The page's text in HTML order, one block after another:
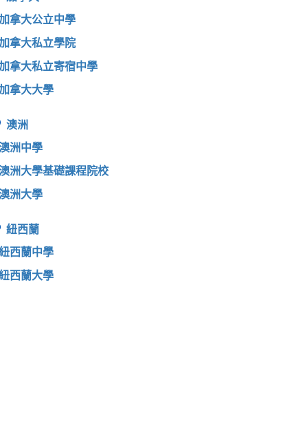
拿大公立中學
拿大私立學院
拿大私立寄宿中學
拿大大學
澳洲
洲中學
洲大學基礎課程院校
洲大學
紐西蘭
西蘭中學
西蘭大學